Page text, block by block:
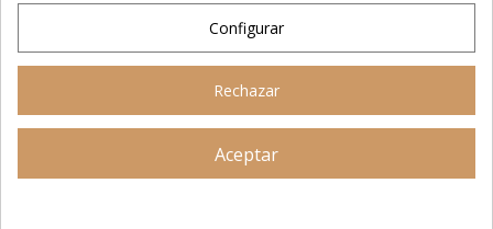
Configurar
Rechazar
Aceptar